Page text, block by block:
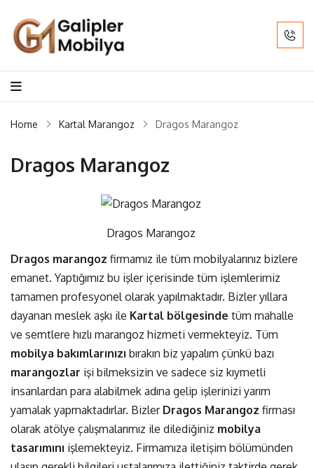
Home Kartal Marangoz Dragos Marangoz
Dragos Marangoz
Dragos Marangoz
Dragos marangoz firmamız ile tüm mobilyalarınız bizlere
emanet. Yaptığımız bu işler içerisinde tüm işlemlerimiz
tamamen profesyonel olarak yapılmaktadır. Bizler yıllara
dayanan meslek aşkı ile Kartal bölgesinde tüm mahalle
ve semtlere hızlı marangoz hizmeti vermekteyiz. Tüm
mobilya bakımlarınızı bırakın biz yapalım çünkü bazı
marangozlar işi bilmeksizin ve sadece siz kıymetli
insanlardan para alabilmek adına gelip işlerinizi yarım
yamalak yapmaktadırlar. Bizler Dragos Marangoz firması
olarak atölye çalışmalarımız ile dilediğiniz mobilya
tasarımını işlemekteyiz. Firmamıza iletişim bölümünden